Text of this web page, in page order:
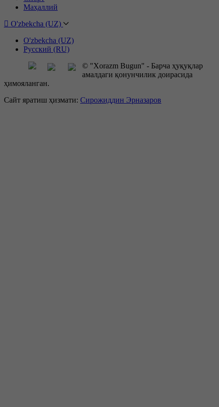
Маҳаллий
O'zbekcha (UZ)
O'zbekcha (UZ)
Русский (RU)
© "Xorazm Bugun" - Барча ҳуқуқлар
амалдаги қонунчилик доирасида
ҳимояланган.
Сайт яратиш ҳизмати: Сирожиддин Эрназаров